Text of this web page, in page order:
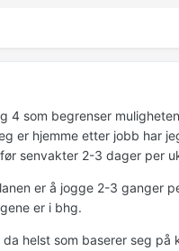
4 som begrenser
er hjemme etter jobb har
senvakter 2-3 dager per
er å jogge 2-3 ganger
er i bhg.
helst som baserer seg på